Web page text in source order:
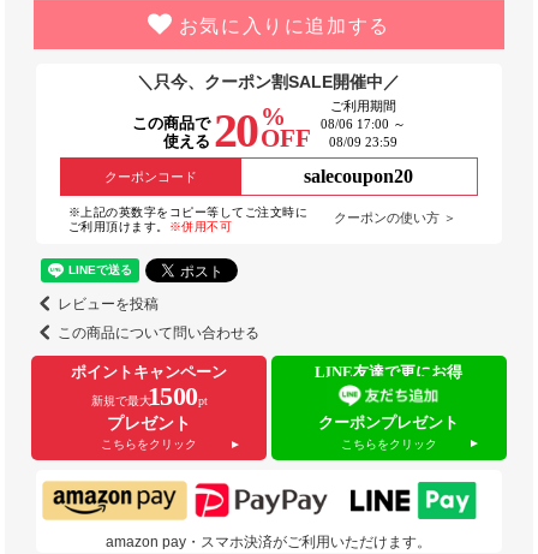
お気に入りに追加する
＼只今、クーポン割SALE開催中／
この商品で
使える 20 %
OFF
ご利用期間
08/06 17:00 ～
08/09 23:59
クーポンコード salecoupon20
※上記の英数字をコピー等してご注文時に
ご利用頂けます。
※併用不可
クーポンの使い方 ＞
レビューを投稿
この商品について問い合わせる
ポイントキャンペーン
新規で最大1500pt
プレゼント
こちらをクリック
LINE友達で更にお得
クーポンプレゼント
こちらをクリック
amazon pay・スマホ決済がご利用いただけます。